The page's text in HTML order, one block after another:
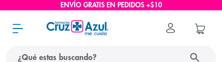
ENVÍO GRATIS EN PEDIDOS +$10